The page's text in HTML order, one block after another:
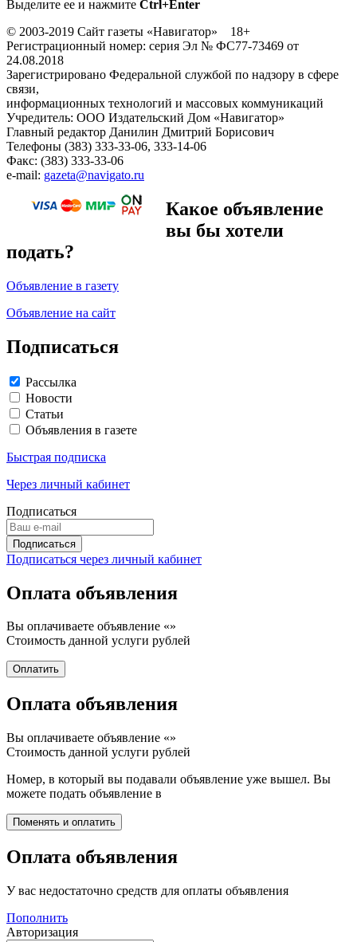
Выделите ее и нажмите Ctrl+Enter
© 2003-2019 Сайт газеты «Навигатор» 18+
Регистрационный номер: серия Эл № ФС77-73469 от
24.08.2018
Зарегистрировано Федеральной службой по надзору в сфере
связи,
информационных технологий и массовых коммуникаций
Учредитель: ООО Издательский Дом «Навигатор»
Главный редактор Данилин Дмитрий Борисович
Телефоны (383) 333-33-06, 333-14-06
Факс: (383) 333-33-06
e-mail: gazeta@navigato.ru
Какое объявление
вы бы хотели
подать?
Объявление в газету
Объявление на сайт
Подписаться
Рассылка
Новости
Статьи
Объявления в газете
Быстрая подписка
Через личный кабинет
Подписаться
Подписаться через личный кабинет
Оплата объявления
Вы оплачиваете объявление «»
Стоимость данной услуги рублей
Оплата объявления
Вы оплачиваете объявление «»
Стоимость данной услуги рублей
Номер, в который вы подавали объявление уже вышел. Вы
можете подать объявление в
Оплата объявления
У вас недостаточно средств для оплаты объявления
Пополнить
Авторизация